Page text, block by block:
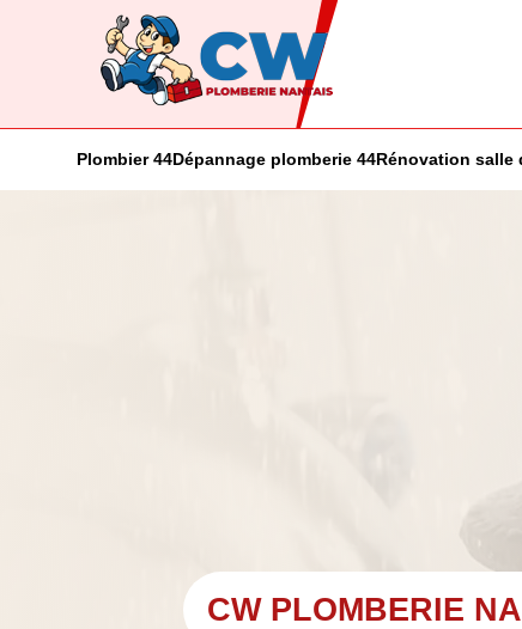
Plombier 44Dépannage plomberie 44Rénovation salle
CW PLOMBERIE